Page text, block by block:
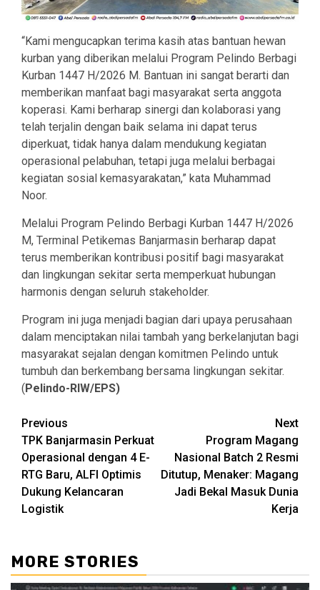
“Kami mengucapkan terima kasih atas bantuan hewan
kurban yang diberikan melalui Program Pelindo Berbagi
Kurban 1447 H/2026 M. Bantuan ini sangat berarti dan
memberikan manfaat bagi masyarakat serta anggota
koperasi. Kami berharap sinergi dan kolaborasi yang
telah terjalin dengan baik selama ini dapat terus
diperkuat, tidak hanya dalam mendukung kegiatan
operasional pelabuhan, tetapi juga melalui berbagai
kegiatan sosial kemasyarakatan,” kata Muhammad
Noor.
Melalui Program Pelindo Berbagi Kurban 1447 H/2026
M, Terminal Petikemas Banjarmasin berharap dapat
terus memberikan kontribusi positif bagi masyarakat
dan lingkungan sekitar serta memperkuat hubungan
harmonis dengan seluruh stakeholder.
Program ini juga menjadi bagian dari upaya perusahaan
dalam menciptakan nilai tambah yang berkelanjutan bagi
masyarakat sejalan dengan komitmen Pelindo untuk
tumbuh dan berkembang bersama lingkungan sekitar.
(Pelindo-RIW/EPS)
Continue
Reading
Previous
TPK Banjarmasin Perkuat
Operasional dengan 4 E-
RTG Baru, ALFI Optimis
Dukung Kelancaran
Logistik
Next
Program Magang
Nasional Batch 2 Resmi
Ditutup, Menaker: Magang
Jadi Bekal Masuk Dunia
Kerja
MORE STORIES